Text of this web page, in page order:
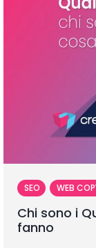
SEO WEB
Chi sono i
fanno